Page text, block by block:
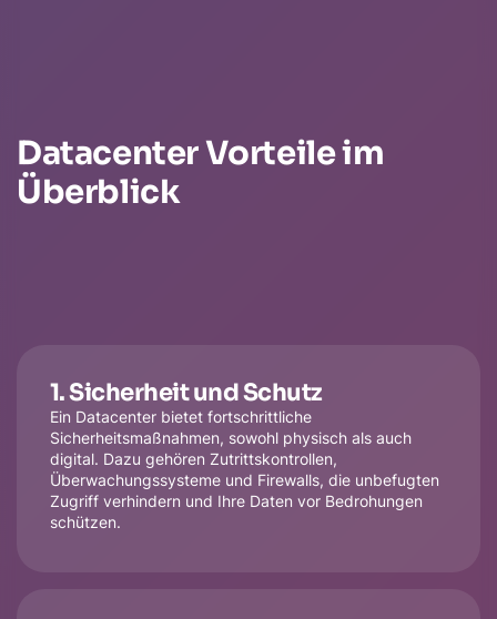
Datacenter Vorteile im
Überblick
1. Sicherheit und Schutz
Ein Datacenter bietet fortschrittliche
Sicherheitsmaßnahmen, sowohl physisch als auch
digital. Dazu gehören Zutrittskontrollen,
Überwachungssysteme und Firewalls, die unbefugten
Zugriff verhindern und Ihre Daten vor Bedrohungen
schützen.